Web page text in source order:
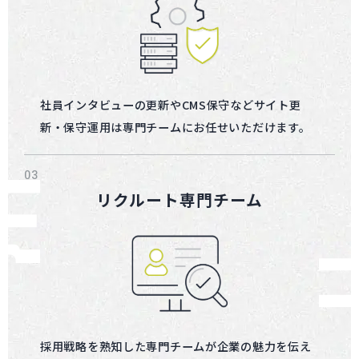
社員インタビューの更新やCMS保守などサイト更
新・保守運用は専門チームにお任せいただけます。
リクルート専門チーム
採用戦略を熟知した専門チームが企業の魅力を伝え